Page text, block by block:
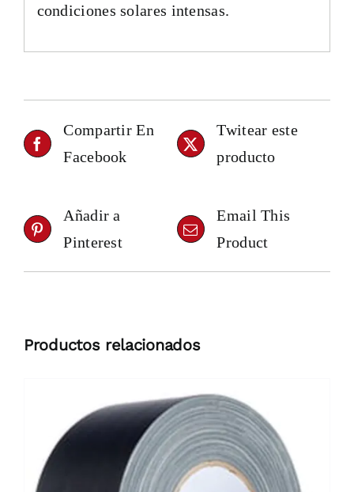
condiciones solares intensas.
Compartir En
Facebook
Twitear este
producto
Añadir a
Pinterest
Email This
Product
Productos relacionados